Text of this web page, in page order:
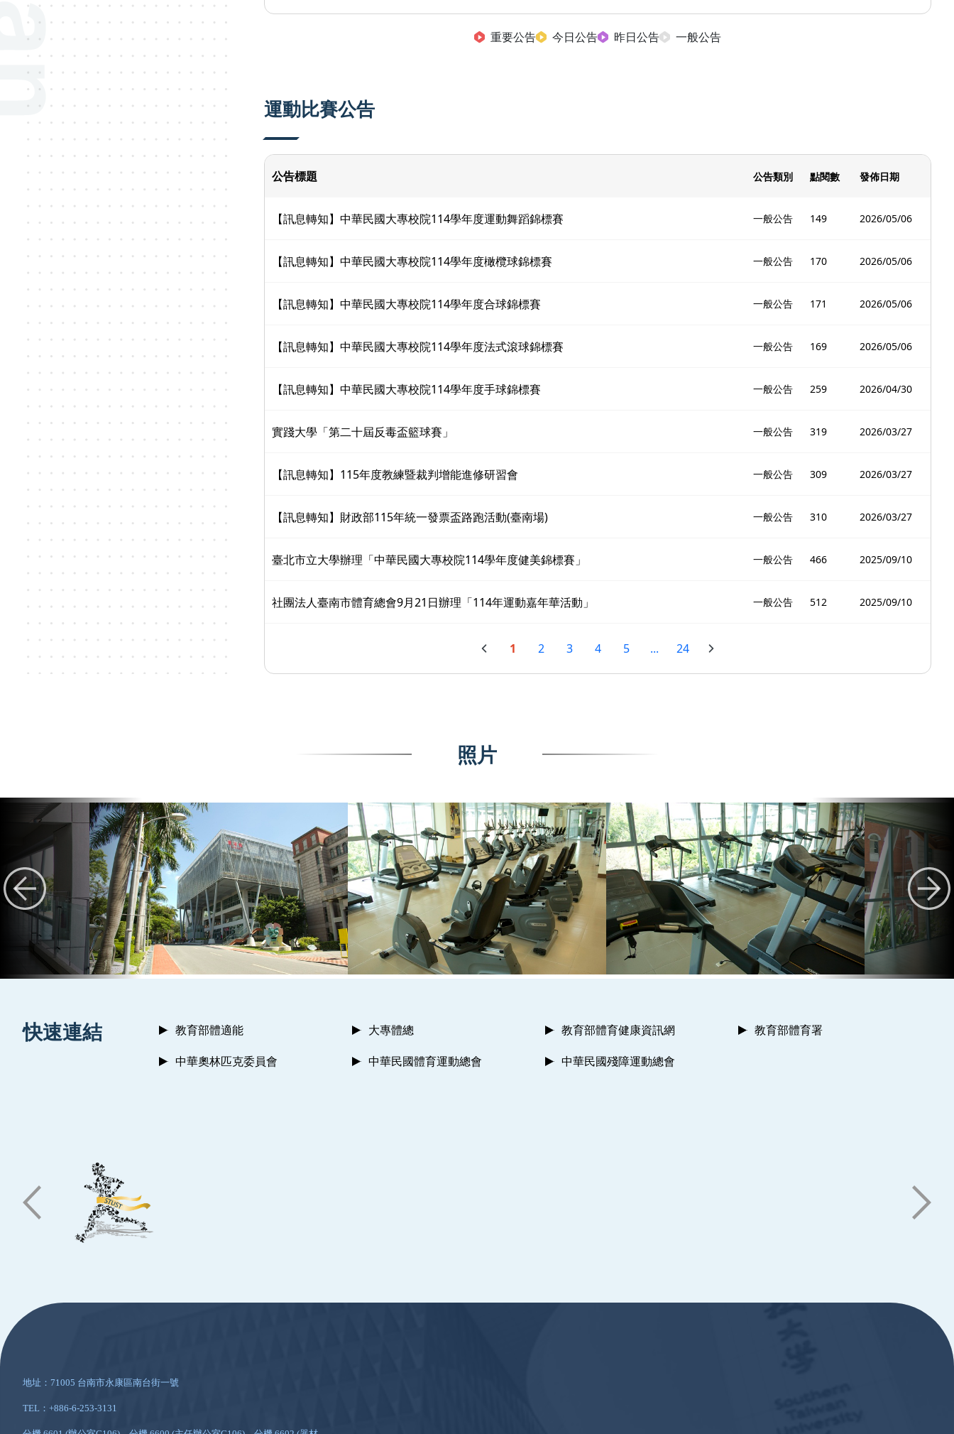
重要公告 今日公告 昨日公告 一般公告
運動比賽公告
公告標題 公告類別 點閱數 發佈日期
【訊息轉知】中華民國大專校院114學年度運動舞蹈錦標賽 一般公告 149 2026/05/06
【訊息轉知】中華民國大專校院114學年度橄欖球錦標賽 一般公告 170 2026/05/06
【訊息轉知】中華民國大專校院114學年度合球錦標賽 一般公告 171 2026/05/06
【訊息轉知】中華民國大專校院114學年度法式滾球錦標賽 一般公告 169 2026/05/06
【訊息轉知】中華民國大專校院114學年度手球錦標賽 一般公告 259 2026/04/30
實踐大學「第二十屆反毒盃籃球賽」 一般公告 319 2026/03/27
【訊息轉知】115年度教練暨裁判增能進修研習會 一般公告 309 2026/03/27
【訊息轉知】財政部115年統一發票盃路跑活動(臺南場) 一般公告 310 2026/03/27
臺北市立大學辦理「中華民國大專校院114學年度健美錦標賽」 一般公告 466 2025/09/10
社團法人臺南市體育總會9月21日辦理「114年運動嘉年華活動」 一般公告 512 2025/09/10
1 2 3 4 5 ... 24
照片
快速連結 教育部體適能 大專體總 教育部體育健康資訊網
教育部體育署
中華奧林匹克委員會
中華民國體育運動總會 中華民國殘障運動總會
地址：71005 台南市永康區南台街一號
TEL：+886-6-253-3131